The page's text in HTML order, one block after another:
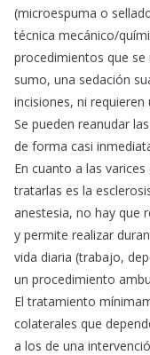
(microespuma o
técnica mecánico/
procedimientos que
sumo, una sedación
incisiones, ni
Se pueden reanudar
de forma casi
En cuanto a las
tratarlas es la
anestesia, no hay que
y permite realizar
vida diaria (trabajo,
un procedimiento
El tratamiento
colaterales que
a los de una